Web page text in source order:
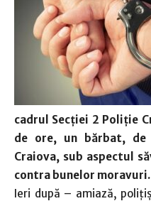
cadrul Secției 2 Poliție
de ore, un bărbat, de
Craiova, sub aspectul
contra bunelor moravuri.
Ieri după – amiază,